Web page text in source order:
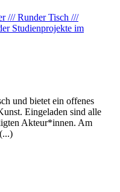
und bietet ein offenes
Eingeladen sind alle
Akteur*innen. Am